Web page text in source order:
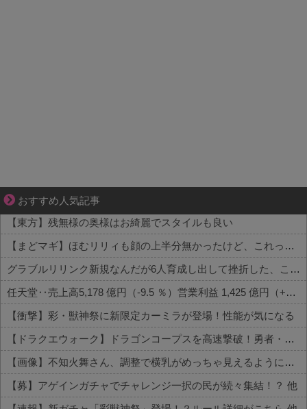
おすすめ人気記事
ぜんぶ私が中心、そう思った瞬間から歪み出す
【東方】残無様の奥様はお綺麗でスタイルも良い
【まどマギ】ほむリリィも顔の上半分無かったけど、これって何かの伏線だったりするのかな…
グラブルリリンク新規なんだが6人育成し出して挫折した、これ全キャラ育成するのにどんだけかかるの？
任天堂‥売上高5,178 億円（-9.5 ％）営業利益 1,425 億円（+150.5 %）
【衝撃】彩・獣神祭に新限定カーミラが登場！性能が気になる
【ドラクエウォーク】ドラゴンコープスを高速撃破！勇者・クロノス・月輪など攻略編成まとめ 他
【画像】不知火舞さん、調整で横乳がめっちゃ見えるようになるｗｗｗｗｗｗ 他
【募】アゲインガチャでチャレンジ一択の民が続々集結！？ 他